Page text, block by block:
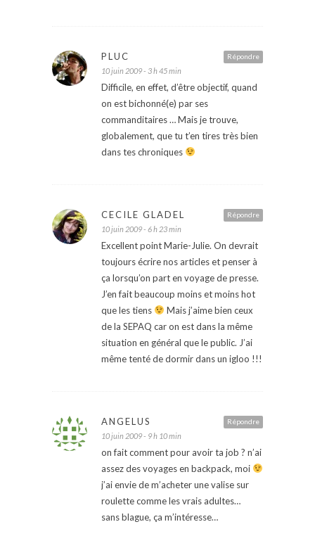
Répondre
PLUC
10 juin 2009 - 3 h 45 min
Difficile, en effet, d’être objectif, quand
on est bichonné(e) par ses
commanditaires … Mais je trouve,
globalement, que tu t’en tires très bien
dans tes chroniques
Répondre
CECILE GLADEL
10 juin 2009 - 6 h 23 min
Excellent point Marie-Julie. On devrait
toujours écrire nos articles et penser à
ça lorsqu’on part en voyage de presse.
J’en fait beaucoup moins et moins hot
que les tiens
Mais j’aime bien ceux
de la SEPAQ car on est dans la même
situation en général que le public. J’ai
même tenté de dormir dans un igloo !!!
Répondre
ANGELUS
10 juin 2009 - 9 h 10 min
on fait comment pour avoir ta job ? n’ai
assez des voyages en backpack, moi
j’ai envie de m’acheter une valise sur
roulette comme les vrais adultes…
sans blague, ça m’intéresse…